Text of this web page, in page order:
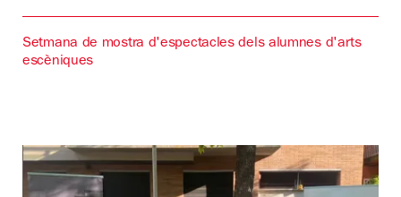
Setmana de mostra d'espectacles dels alumnes d'arts
escèniques